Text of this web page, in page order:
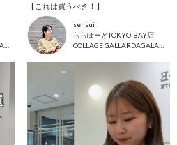
COLLAGE GALLARDAGALANTE
【これは買うべき！】
sensui
ららぽーとTOKYO-BAY店